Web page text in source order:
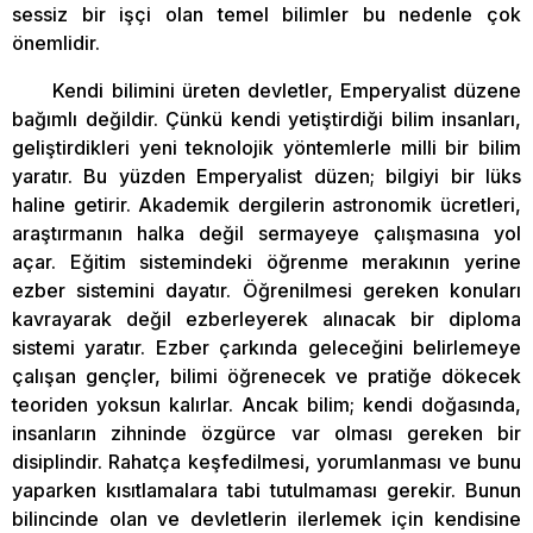
sessiz bir işçi olan temel bilimler bu nedenle çok
önemlidir.
Kendi bilimini üreten devletler, Emperyalist düzene
bağımlı değildir. Çünkü kendi yetiştirdiği bilim insanları,
geliştirdikleri yeni teknolojik yöntemlerle milli bir bilim
yaratır. Bu yüzden Emperyalist düzen; bilgiyi bir lüks
haline getirir. Akademik dergilerin astronomik ücretleri,
araştırmanın halka değil sermayeye çalışmasına yol
açar. Eğitim sistemindeki öğrenme merakının yerine
ezber sistemini dayatır. Öğrenilmesi gereken konuları
kavrayarak değil ezberleyerek alınacak bir diploma
sistemi yaratır. Ezber çarkında geleceğini belirlemeye
çalışan gençler, bilimi öğrenecek ve pratiğe dökecek
teoriden yoksun kalırlar. Ancak bilim; kendi doğasında,
insanların zihninde özgürce var olması gereken bir
disiplindir. Rahatça keşfedilmesi, yorumlanması ve bunu
yaparken kısıtlamalara tabi tutulmaması gerekir. Bunun
bilincinde olan ve devletlerin ilerlemek için kendisine